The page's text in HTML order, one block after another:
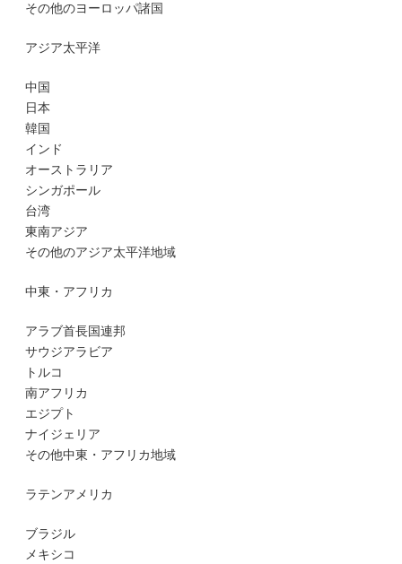
その他のヨーロッパ諸国
アジア太平洋
中国
日本
韓国
インド
オーストラリア
シンガポール
台湾
東南アジア
その他のアジア太平洋地域
中東・アフリカ
アラブ首長国連邦
サウジアラビア
トルコ
南アフリカ
エジプト
ナイジェリア
その他中東・アフリカ地域
ラテンアメリカ
ブラジル
メキシコ